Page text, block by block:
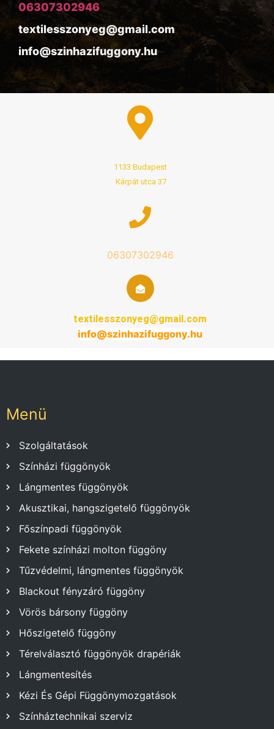
06307302946
textilesszonyeg@gmail.com
info@szinhazifuggony.hu
1133 Budapest
Kárpát utca 37
06307302946
textilesszonyeg@gmail.com
info@szinhazifuggony.hu
Menü
Szolgáltatások
Színházi függönyök
Lángmentes függönyök
Akusztikai, hangszigetelő függönyök
Főszínpadi függönyök
Fekete színházi molton függöny
Tűzvédelmi, lángmentes függönyök
Blackout fényzáró függöny
Vörös bársony függöny
Hőszigetelő függöny
Térelválasztó függönyök drapériák
Lángmentesítés
Kézi És Gépi Függönymozgatások
Színháztechnikai szerviz